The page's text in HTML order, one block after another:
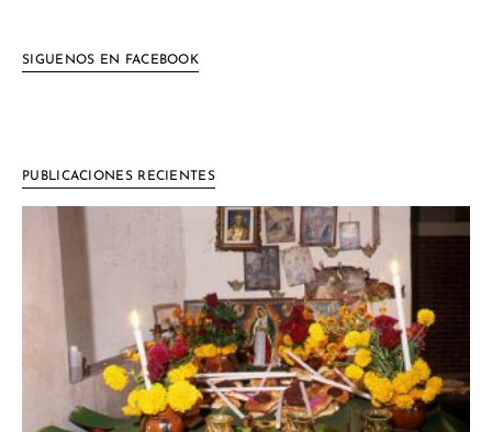
SIGUENOS EN FACEBOOK
PUBLICACIONES RECIENTES